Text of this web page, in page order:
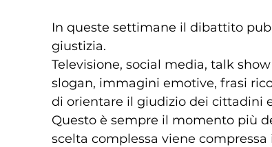
In queste settimane il dibattito
giustizia.
Televisione, social media, talk
slogan, immagini emotive, frasi
di orientare il giudizio dei cittadini
Questo è sempre il momento più
scelta complessa viene